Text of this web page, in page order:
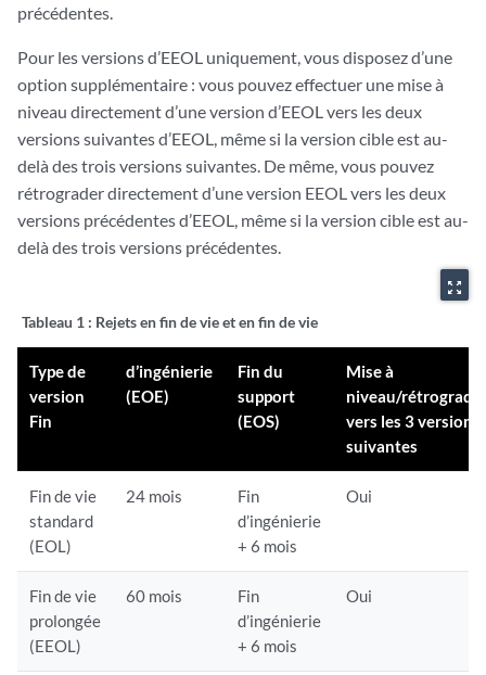
précédentes.
Pour les versions d’EEOL uniquement, vous disposez d’une
option supplémentaire : vous pouvez effectuer une mise à
niveau directement d’une version d’EEOL vers les deux
versions suivantes d’EEOL, même si la version cible est au-
delà des trois versions suivantes. De même, vous pouvez
rétrograder directement d’une version EEOL vers les deux
versions précédentes d’EEOL, même si la version cible est au-
delà des trois versions précédentes.
zoom_out_map
Tableau 1 : Rejets en fin de vie et en fin de vie
Type de
version
Fin
d’ingénierie
(EOE)
Fin du
support
(EOS)
Mise à
niveau/
vers les 3 versions
suivantes
Fin de vie
standard
(EOL)
24 mois
Fin
d’ingénierie
+ 6 mois
Oui
Fin de vie
prolongée
(EEOL)
60 mois
Fin
d’ingénierie
+ 6 mois
Oui